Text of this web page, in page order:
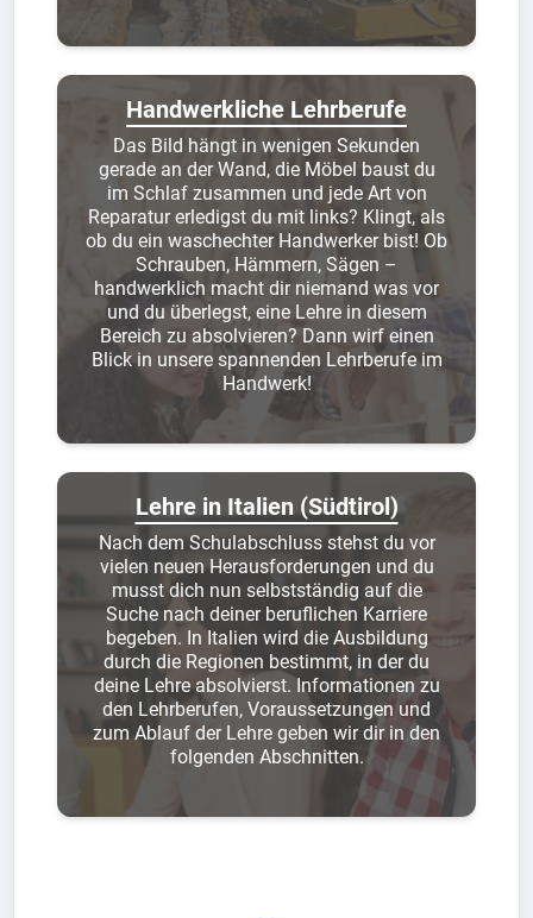
Handwerkliche Lehrberufe
Das Bild hängt in wenigen Sekunden
gerade an der Wand, die Möbel baust du
im Schlaf zusammen und jede Art von
Reparatur erledigst du mit links? Klingt, als
ob du ein waschechter Handwerker bist! Ob
Schrauben, Hämmern, Sägen –
handwerklich macht dir niemand was vor
und du überlegst, eine Lehre in diesem
Bereich zu absolvieren? Dann wirf einen
Blick in unsere spannenden Lehrberufe im
Handwerk!
Lehre in Italien (Südtirol)
Nach dem Schulabschluss stehst du vor
vielen neuen Herausforderungen und du
musst dich nun selbstständig auf die
Suche nach deiner beruflichen Karriere
begeben. In Italien wird die Ausbildung
durch die Regionen bestimmt, in der du
deine Lehre absolvierst. Informationen zu
den Lehrberufen, Voraussetzungen und
zum Ablauf der Lehre geben wir dir in den
folgenden Abschnitten.